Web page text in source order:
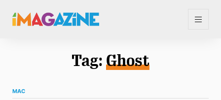
Tag: Ghost
MAC